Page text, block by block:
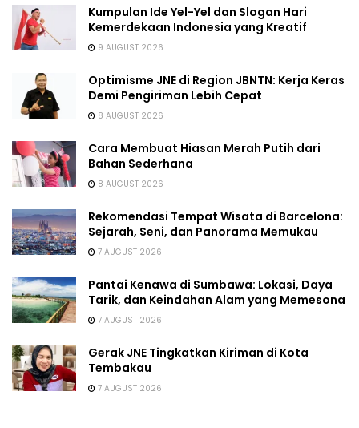
Kumpulan Ide Yel-Yel dan Slogan Hari
Kemerdekaan Indonesia yang Kreatif
9 AUGUST 2026
Optimisme JNE di Region JBNTN: Kerja Keras
Demi Pengiriman Lebih Cepat
8 AUGUST 2026
Cara Membuat Hiasan Merah Putih dari
Bahan Sederhana
8 AUGUST 2026
Rekomendasi Tempat Wisata di Barcelona:
Sejarah, Seni, dan Panorama Memukau
7 AUGUST 2026
Pantai Kenawa di Sumbawa: Lokasi, Daya
Tarik, dan Keindahan Alam yang Memesona
7 AUGUST 2026
Gerak JNE Tingkatkan Kiriman di Kota
Tembakau
7 AUGUST 2026